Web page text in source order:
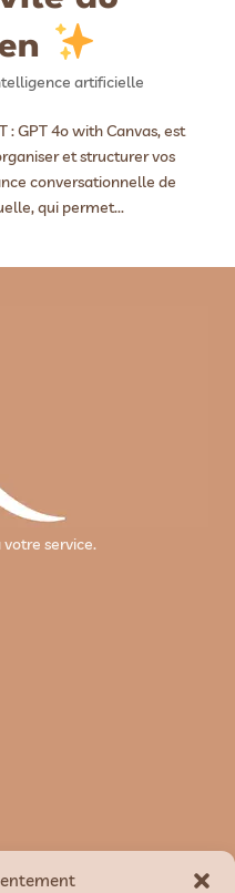
artificielle
: GPT 4o with Canvas, est
et structurer vos
conversationnelle de
qui permet...
votre service.